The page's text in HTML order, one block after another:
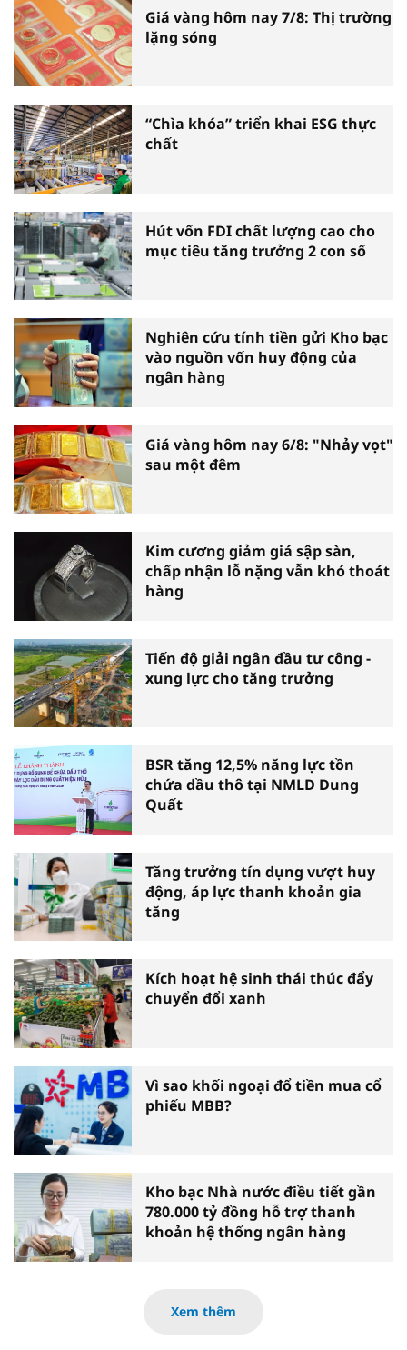
Giá vàng hôm nay 7/8: Thị trường
lặng sóng
“Chìa khóa” triển khai ESG thực
chất
Hút vốn FDI chất lượng cao cho
mục tiêu tăng trưởng 2 con số
Nghiên cứu tính tiền gửi Kho bạc
vào nguồn vốn huy động của
ngân hàng
Giá vàng hôm nay 6/8: "Nhảy vọt"
sau một đêm
Kim cương giảm giá sập sàn,
chấp nhận lỗ nặng vẫn khó thoát
hàng
Tiến độ giải ngân đầu tư công -
xung lực cho tăng trưởng
BSR tăng 12,5% năng lực tồn
chứa dầu thô tại NMLD Dung
Quất
Tăng trưởng tín dụng vượt huy
động, áp lực thanh khoản gia
tăng
Kích hoạt hệ sinh thái thúc đẩy
chuyển đổi xanh
Vì sao khối ngoại đổ tiền mua cổ
phiếu MBB?
Kho bạc Nhà nước điều tiết gần
780.000 tỷ đồng hỗ trợ thanh
khoản hệ thống ngân hàng
Xem thêm